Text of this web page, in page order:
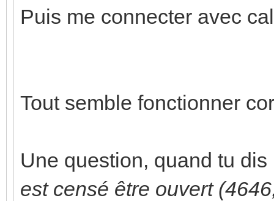
Puis me connecter avec
Tout semble fonctionner
Une question, quand tu
est censé être ouvert